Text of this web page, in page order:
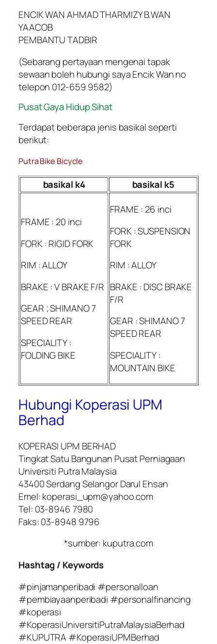
ENCIK WAN AHMAD THARMIZY B.WAN
YAACOB
PEMBANTU TADBIR
(Sebarang pertayaan mengenai tapak
sewaan boleh hubungi saya Encik Wan no
telepon 012-659 9582)
Pusat Gaya Hidup Sihat
Terdapat beberapa jenis basikal seperti
berikut:
Putra Bike Bicycle
basikal k4 basikal k5
FRAME : 20 inci
FORK : RIGID FORK
RIM : ALLOY
BRAKE : V BRAKE F/R
GEAR ; SHIMANO 7
SPEED REAR
SPECIALITY :
FOLDING BIKE
FRAME : 26 inci
FORK : SUSPENSION
FORK
RIM : ALLOY
BRAKE : DISC BRAKE
F/R
GEAR : SHIMANO 7
SPEED REAR
SPECIALITY :
MOUNTAIN BIKE
Hubungi Koperasi UPM
Berhad
KOPERASI UPM BERHAD
Tingkat Satu Bangunan Pusat Perniagaan
Universiti Putra Malaysia
43400 Serdang Selangor Darul Ehsan
Emel: koperasi_upm@yahoo.com
Tel: 03-8946 7980
Faks: 03-8948 9796
*sumber: kuputra.com
Hashtag / Keywords
#pinjamanperibadi #personalloan
#pembiayaanperibadi #personalfinancing
#koperasi
#KoperasiUniversitiPutraMalaysiaBerhad
#KUPUTRA #KoperasiUPMBerhad